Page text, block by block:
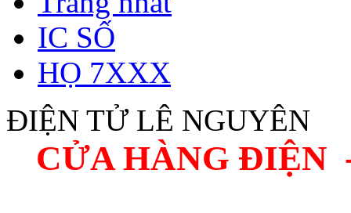
IC SỐ
HỌ 7XXX
ĐIỆN TỬ LÊ NGUYÊN
CỬA HÀNG ĐIỆN